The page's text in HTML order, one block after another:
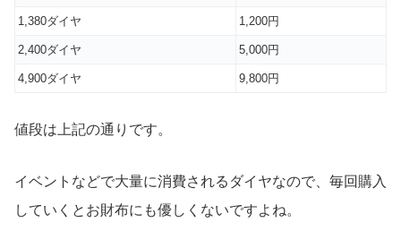
1,380ダイヤ 1,200円
2,400ダイヤ 5,000円
4,900ダイヤ 9,800円
値段は上記の通りです。
イベントなどで大量に消費されるダイヤなので、毎回購入
していくとお財布にも優しくないですよね。